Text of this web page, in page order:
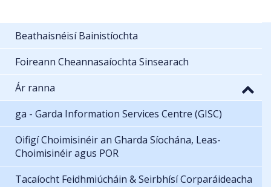
Beathaisnéisí Bainistíochta
Foireann Cheannasaíochta Sinsearach
Ár ranna
ga - Garda Information Services Centre (GISC)
Oifigí Choimisinéir an Gharda Síochána, Leas-
Choimisinéir agus POR
Tacaíocht Feidhmiúcháin & Seirbhísí Corparáideacha